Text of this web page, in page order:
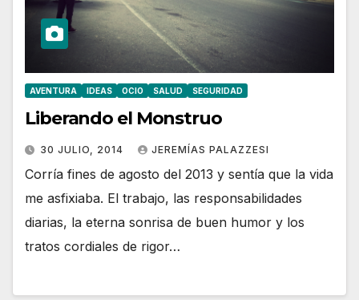
AVENTURA IDEAS OCIO SALUD SEGURIDAD
Liberando el Monstruo
30 JULIO, 2014 JEREMÍAS PALAZZESI
Corría fines de agosto del 2013 y sentía que la vida
me asfixiaba. El trabajo, las responsabilidades
diarias, la eterna sonrisa de buen humor y los
tratos cordiales de rigor…